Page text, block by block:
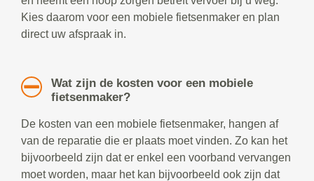
Kies daarom voor een mobiele fietsenmaker en plan
direct uw afspraak in.
Wat zijn de kosten voor een mobiele
fietsenmaker?
De kosten van een mobiele fietsenmaker, hangen af
van de reparatie die er plaats moet vinden. Zo kan het
bijvoorbeeld zijn dat er enkel een voorband vervangen
moet worden, maar het kan bijvoorbeeld ook zijn dat